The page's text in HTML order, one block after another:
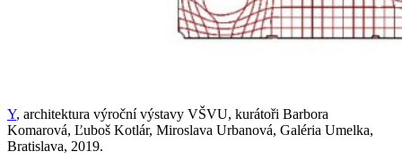
Y, architektura výroční výstavy VŠVU, kurátoři Barbora
Komarová, Ľuboš Kotlár, Miroslava Urbanová, Galéria Umelka,
Bratislava, 2019.